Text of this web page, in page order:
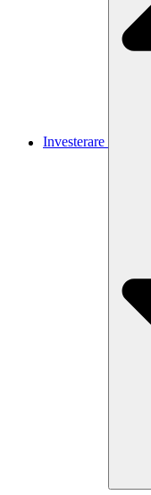
Investerare